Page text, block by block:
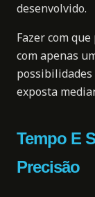
desenvolvido.
Fazer com
com apenas
possibilidades
exposta
Tempo E
Precisão